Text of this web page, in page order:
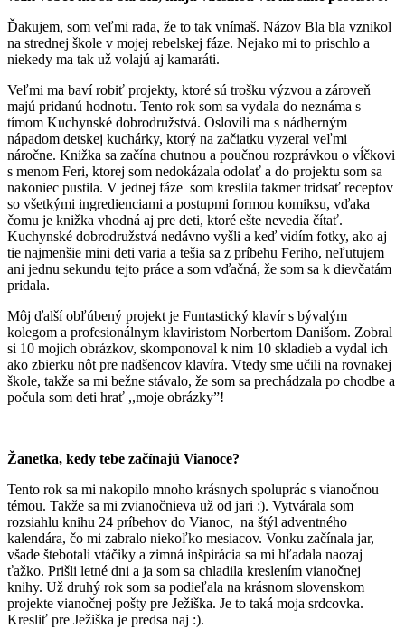
Ďakujem, som veľmi rada, že to tak vnímaš. Názov Bla bla vznikol
na strednej škole v mojej rebelskej fáze. Nejako mi to prischlo a
niekedy ma tak už volajú aj kamaráti.
Veľmi ma baví robiť projekty, ktoré sú trošku výzvou a zároveň
majú pridanú hodnotu. Tento rok som sa vydala do neznáma s
tímom Kuchynské dobrodružstvá. Oslovili ma s nádherným
nápadom detskej kuchárky, ktorý na začiatku vyzeral veľmi
náročne. Knižka sa začína chutnou a poučnou rozprávkou o vĺčkovi
s menom Feri, ktorej som nedokázala odolať a do projektu som sa
nakoniec pustila. V jednej fáze som kreslila takmer tridsať receptov
so všetkými ingredienciami a postupmi formou komiksu, vďaka
čomu je knižka vhodná aj pre deti, ktoré ešte nevedia čítať.
Kuchynské dobrodružstvá nedávno vyšli a keď vidím fotky, ako aj
tie najmenšie mini deti varia a tešia sa z príbehu Feriho, neľutujem
ani jednu sekundu tejto práce a som vďačná, že som sa k dievčatám
pridala.
Môj ďalší obľúbený projekt je Funtastický klavír s bývalým
kolegom a profesionálnym klaviristom Norbertom Danišom. Zobral
si 10 mojich obrázkov, skomponoval k nim 10 skladieb a vydal ich
ako zbierku nôt pre nadšencov klavíra. Vtedy sme učili na rovnakej
škole, takže sa mi bežne stávalo, že som sa prechádzala po chodbe a
počula som deti hrať ,,moje obrázky”!
Žanetka, kedy tebe začínajú Vianoce?
Tento rok sa mi nakopilo mnoho krásnych spoluprác s vianočnou
témou. Takže sa mi zvianočnieva už od jari :). Vytvárala som
rozsiahlu knihu 24 príbehov do Vianoc, na štýl adventného
kalendára, čo mi zabralo niekoľko mesiacov. Vonku začínala jar,
všade štebotali vtáčiky a zimná inšpirácia sa mi hľadala naozaj
ťažko. Prišli letné dni a ja som sa chladila kreslením vianočnej
knihy. Už druhý rok som sa podieľala na krásnom slovenskom
projekte vianočnej pošty pre Ježiška. Je to taká moja srdcovka.
Kresliť pre Ježiška je predsa naj :).